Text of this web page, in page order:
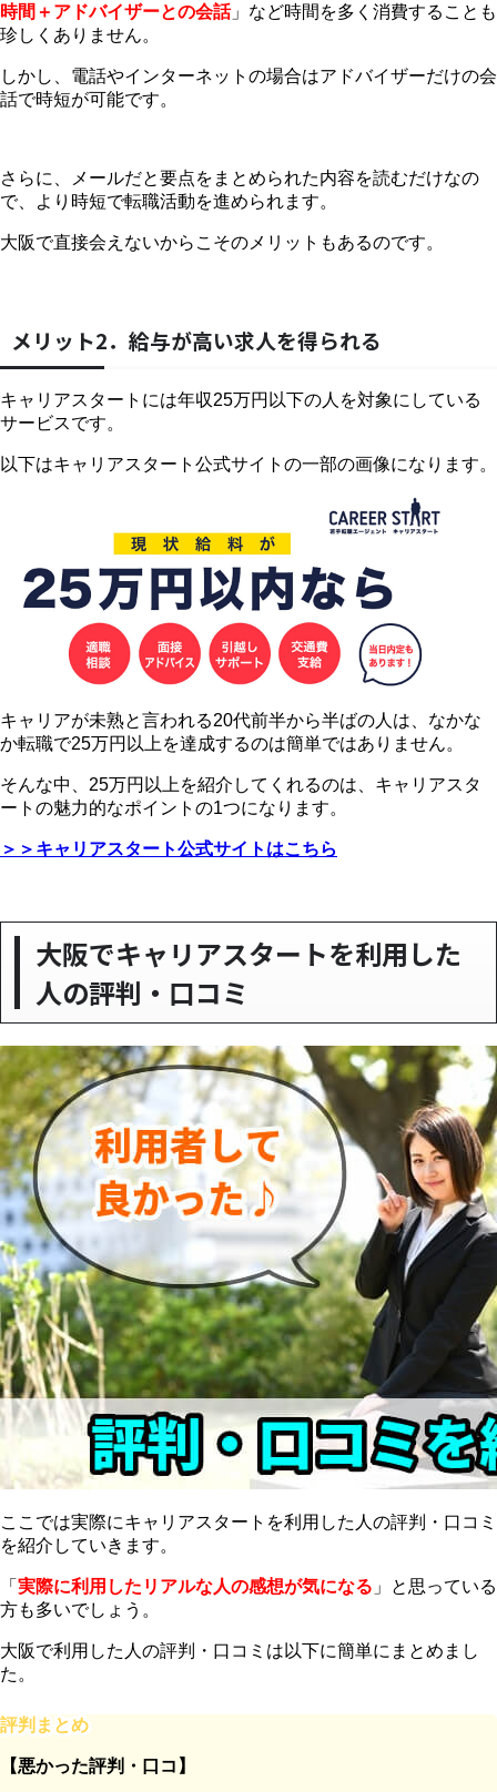
時間＋アドバイザーとの会話」など時間を多く消費することも
珍しくありません。
しかし、電話やインターネットの場合はアドバイザーだけの会
話で時短が可能です。
さらに、メールだと要点をまとめられた内容を読むだけなの
で、より時短で転職活動を進められます。
大阪で直接会えないからこそのメリットもあるのです。
メリット2．給与が高い求人を得られる
キャリアスタートには年収25万円以下の人を対象にしている
サービスです。
以下はキャリアスタート公式サイトの一部の画像になります。
キャリアが未熟と言われる20代前半から半ばの人は、なかな
か転職で25万円以上を達成するのは簡単ではありません。
そんな中、25万円以上を紹介してくれるのは、キャリアスタ
ートの魅力的なポイントの1つになります。
＞＞キャリアスタート公式サイトはこちら
大阪でキャリアスタートを利用した
人の評判・口コミ
ここでは実際にキャリアスタートを利用した人の評判・口コミ
を紹介していきます。
「 実際に利用したリアルな人の感想が気になる 」と思っている
方も多いでしょう。
大阪で利用した人の評判・口コミは以下に簡単にまとめまし
た。
評判まとめ
【悪かった評判・口コ】